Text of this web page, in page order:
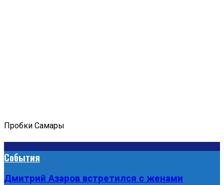
Пробки Самары
События
Дмитрий Азаров встретился с женами